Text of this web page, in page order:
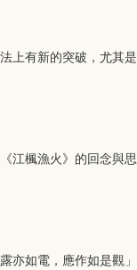
上有新的突破，尤其
江楓漁火》的回念與
如電，應作如是觀